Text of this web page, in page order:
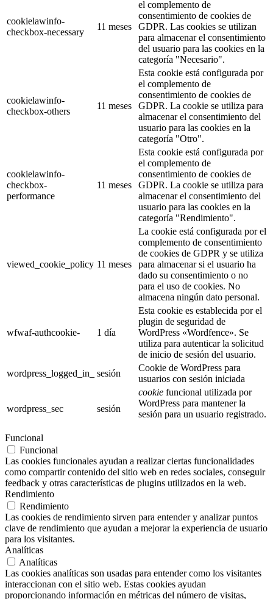
cookielawinfo-
checkbox-necessary
11 meses
el complemento de
consentimiento de cookies de
GDPR. Las cookies se utilizan
para almacenar el consentimiento
del usuario para las cookies en la
categoría "Necesario".
cookielawinfo-
checkbox-others
11 meses
Esta cookie está configurada por
el complemento de
consentimiento de cookies de
GDPR. La cookie se utiliza para
almacenar el consentimiento del
usuario para las cookies en la
categoría "Otro".
cookielawinfo-
checkbox-
performance
11 meses
Esta cookie está configurada por
el complemento de
consentimiento de cookies de
GDPR. La cookie se utiliza para
almacenar el consentimiento del
usuario para las cookies en la
categoría "Rendimiento".
viewed_cookie_policy 11 meses
La cookie está configurada por el
complemento de consentimiento
de cookies de GDPR y se utiliza
para almacenar si el usuario ha
dado su consentimiento o no
para el uso de cookies. No
almacena ningún dato personal.
wfwaf-authcookie- 1 día
Esta cookie es establecida por el
plugin de seguridad de
WordPress «Wordfence». Se
utiliza para autenticar la solicitud
de inicio de sesión del usuario.
wordpress_logged_in_
sesión
Cookie de WordPress para
usuarios con sesión iniciada
wordpress_sec sesión
cookie funcional utilizada por
WordPress para mantener la
sesión para un usuario registrado.
Funcional
Funcional
Las cookies funcionales ayudan a realizar ciertas funcionalidades
como compartir contenido del sitio web en redes sociales, conseguir
feedback y otras características de plugins utilizados en la web.
Rendimiento
Rendimiento
Las cookies de rendimiento sirven para entender y analizar puntos
clave de rendimiento que ayudan a mejorar la experiencia de usuario
para los visitantes.
Analíticas
Analíticas
Las cookies analíticas son usadas para entender como los visitantes
interaccionan con el sitio web. Estas cookies ayudan
proporcionando información en métricas del número de visitas,